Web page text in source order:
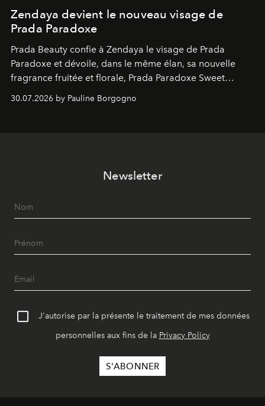
Zendaya devient le nouveau visage de
Prada Paradoxe
Prada Beauty confie à Zendaya le visage de Prada
Paradoxe et dévoile, dans le même élan, sa nouvelle
fragrance fruitée et florale, Prada Paradoxe Sweet
Chemistry Eau de Parfum.
30.07.2026 by Pauline Borgogno
Newsletter
J'autorise par la présente le traitement de mes données
personnelles aux fins de la Privacy Policy